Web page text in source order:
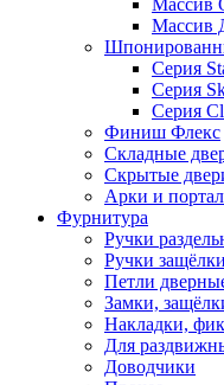
Массив
Серия
Серия
Серия
Финиш Флекс
Складные
Скрытые
Арки и
Фурнитура
Ручки
Ручки защёлки
Петли
Замки,
Накладки,
Для
Доводчики